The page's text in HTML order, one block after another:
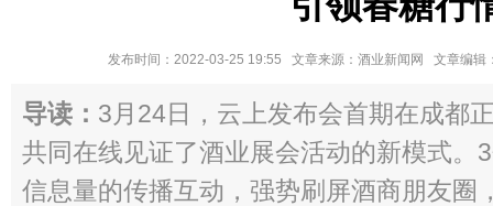
发布时间：2022-03-25 19:55 文章来源：酒业新闻网 文章编
导读： 3月24日，云上发布会首期在成都
共同在线见证了酒业展会活动的新模式。
信息量的传播互动，强势刷屏酒商朋友圈